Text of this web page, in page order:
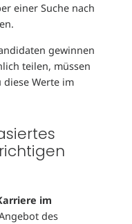
einer Suche nach
gewinnen
teilen, müssen
Werte im
im
des